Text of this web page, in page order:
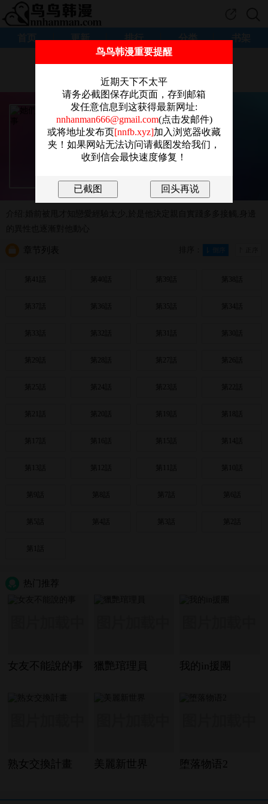
首页 更新 排行 分类 书架
《她們教會我的事》
MOGUMOGU
正妹,有夫之婦 ,女大生,好友,調教,
连载中 08-01
开始阅读 放入书架
章节列表
第41話 第40話 第39話 第38話
第37話 第36話 第35話 第34話
第33話 第32話 第31話 第30話
第29話 第28話 第27話 第26話
第25話 第24話 第23話 第22話
第21話 第20話 第19話 第18話
第17話 第16話 第15話 第14話
第13話 第12話 第11話 第10話
第9話 第8話 第7話 第6話
第5話 第4話 第3話 第2話
第1話
热门推荐
女友不能說的事 獵艷琯理員 我的in援團
熟女交換計畫 美麗新世界 堕落物语2
鸟鸟韩漫重要提醒
近期天下不太平
请务必截图保存此页面，存到邮箱
发任意信息到这获得最新网址:
nnhanman666@gmail.com(点击发邮件)
或将地址发布页[nnfb.xyz]加入浏览器收藏
夹！如果网站无法访问请截图发给我们，
收到信会最快速度修复！